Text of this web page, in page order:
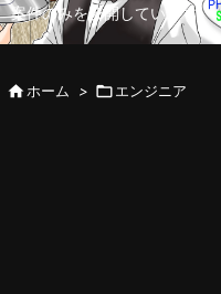
案件のみを公開しています。
ホーム > エンジニア